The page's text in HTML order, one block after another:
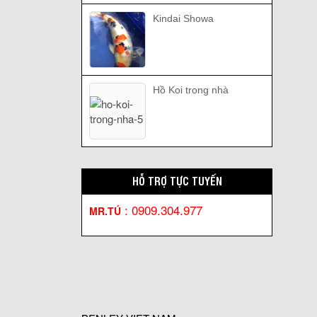
Kindai Showa
Hồ Koi trong nhà
HỖ TRỢ TỰC TUYẾN
MR.TÚ : 0909.304.977